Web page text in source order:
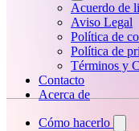
Acuerdo de
Aviso Legal
Política de
Política de
Términos y
Contacto
Acerca de
Cómo hacerlo